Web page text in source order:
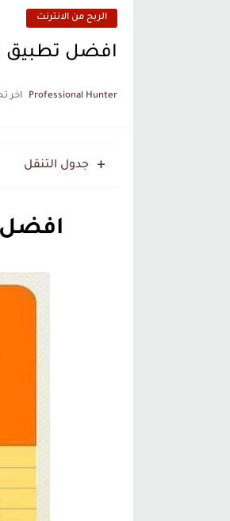
الربح من الانترنت
افضل تطبيق
Professional Hunter اخر
جدول التنقل
افضل